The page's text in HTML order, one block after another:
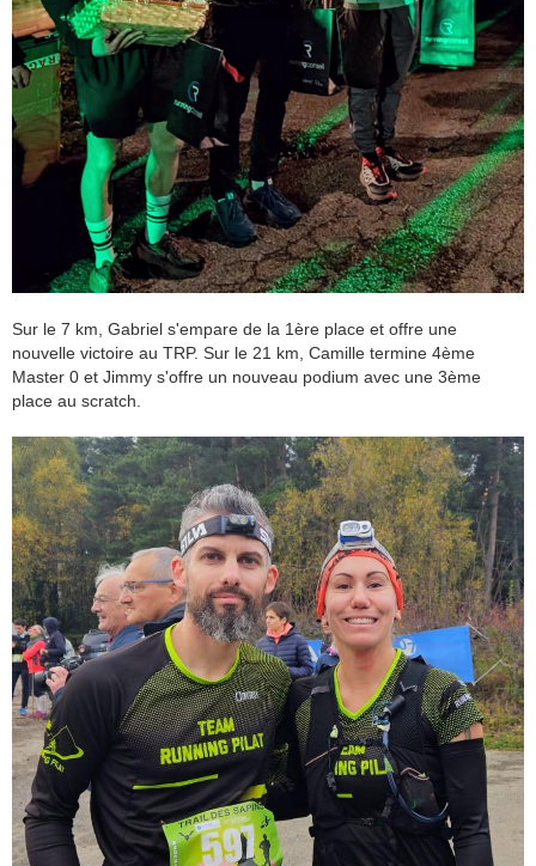
Sur le 7 km, Gabriel s'empare de la 1ère place et offre une
nouvelle victoire au TRP. Sur le 21 km, Camille termine 4ème
Master 0 et Jimmy s'offre un nouveau podium avec une 3ème
place au scratch.